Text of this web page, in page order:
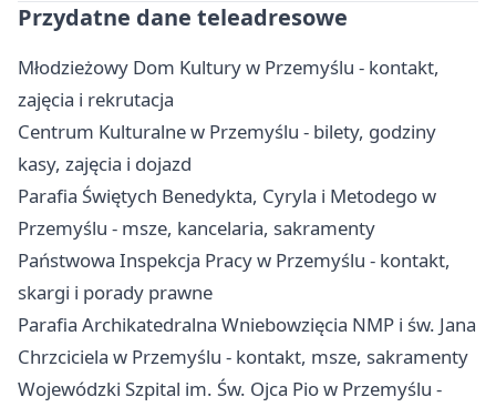
Przydatne dane teleadresowe
Młodzieżowy Dom Kultury w Przemyślu - kontakt,
zajęcia i rekrutacja
Centrum Kulturalne w Przemyślu - bilety, godziny
kasy, zajęcia i dojazd
Parafia Świętych Benedykta, Cyryla i Metodego w
Przemyślu - msze, kancelaria, sakramenty
Państwowa Inspekcja Pracy w Przemyślu - kontakt,
skargi i porady prawne
Parafia Archikatedralna Wniebowzięcia NMP i św. Jana
Chrzciciela w Przemyślu - kontakt, msze, sakramenty
Wojewódzki Szpital im. Św. Ojca Pio w Przemyślu -